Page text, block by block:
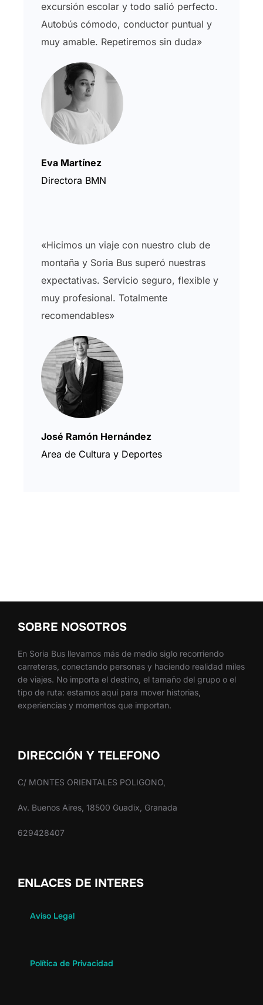
excursión escolar y todo salió perfecto.
Autobús cómodo, conductor puntual y
muy amable. Repetiremos sin duda»
Eva Martínez
Directora BMN
«Hicimos un viaje con nuestro club de
montaña y Soria Bus superó nuestras
expectativas. Servicio seguro, flexible y
muy profesional. Totalmente
recomendables»
José Ramón Hernández
Area de Cultura y Deportes
SOBRE NOSOTROS
En Soria Bus llevamos más de medio siglo recorriendo
carreteras, conectando personas y haciendo realidad miles
de viajes. No importa el destino, el tamaño del grupo o el
tipo de ruta: estamos aquí para mover historias,
experiencias y momentos que importan.
DIRECCIÓN Y TELEFONO
C/ MONTES ORIENTALES POLIGONO,
Av. Buenos Aires, 18500 Guadix, Granada
629428407
ENLACES DE INTERES
Aviso Legal
Política de Privacidad